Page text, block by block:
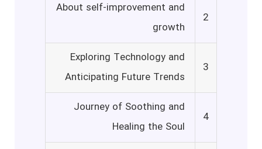
2
About self-improvement and
growth
3
Exploring Technology and
Anticipating Future Trends
4
Journey of Soothing and
Healing the Soul